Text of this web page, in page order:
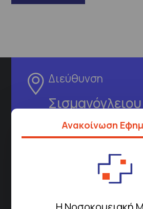
Ανακοίνωση
Διεύθυνση
Σισμανόγλειου
Μαρούσι 151 26,
Περιοχής
Πως να έρθετε με ΜΜΜ